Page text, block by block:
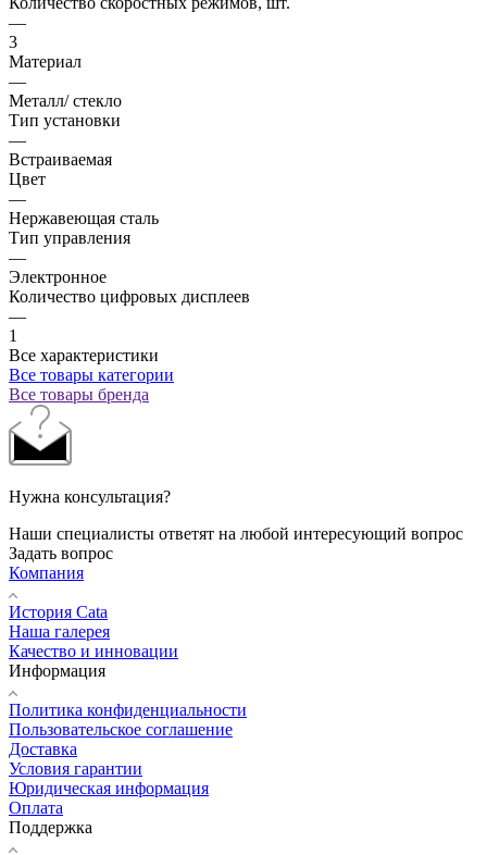
—
3
Материал
—
Металл/ стекло
Тип установки
—
Встраиваемая
Цвет
—
Нержавеющая сталь
Тип управления
—
Электронное
Количество цифровых дисплеев
—
1
Все характеристики
Все товары категории
Все товары бренда
Нужна консультация?
Наши специалисты ответят на любой интересующий вопрос
Задать вопрос
Компания
История Cata
Наша галерея
Качество и инновации
Информация
Политика конфиденциальности
Пользовательское соглашение
Доставка
Условия гарантии
Юридическая информация
Оплата
Поддержка